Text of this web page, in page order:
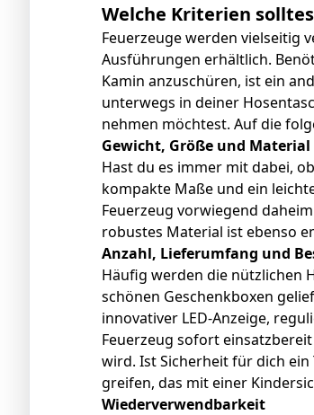
Welche Kriterien
Feuerzeuge werden vielseitig
Ausführungen erhältlich.
Kamin anzuschüren, ist ein
unterwegs in deiner
nehmen möchtest. Auf die
Gewicht, Größe und Material
Hast du es immer mit dabei,
kompakte Maße und ein
Feuerzeug vorwiegend
robustes Material ist ebenso
Anzahl, Lieferumfang und
Häufig werden die nützlichen
schönen Geschenkboxen
innovativer LED-Anzeige,
Feuerzeug sofort
wird. Ist Sicherheit für dich ein
greifen, das mit einer
Wiederverwendbarkeit